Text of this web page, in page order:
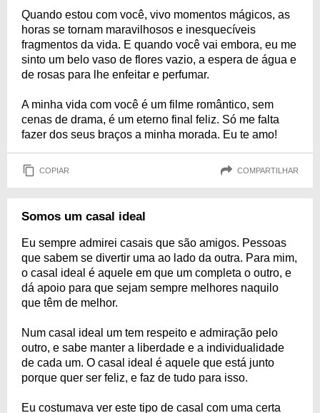
Quando estou com você, vivo momentos mágicos, as
horas se tornam maravilhosos e inesquecíveis
fragmentos da vida. E quando você vai embora, eu me
sinto um belo vaso de flores vazio, a espera de água e
de rosas para lhe enfeitar e perfumar.
A minha vida com você é um filme romântico, sem
cenas de drama, é um eterno final feliz. Só me falta
fazer dos seus braços a minha morada. Eu te amo!
COPIAR COMPARTILHAR
Somos um casal ideal
Eu sempre admirei casais que são amigos. Pessoas
que sabem se divertir uma ao lado da outra. Para mim,
o casal ideal é aquele em que um completa o outro, e
dá apoio para que sejam sempre melhores naquilo
que têm de melhor.
Num casal ideal um tem respeito e admiração pelo
outro, e sabe manter a liberdade e a individualidade
de cada um. O casal ideal é aquele que está junto
porque quer ser feliz, e faz de tudo para isso.
Eu costumava ver este tipo de casal com uma certa